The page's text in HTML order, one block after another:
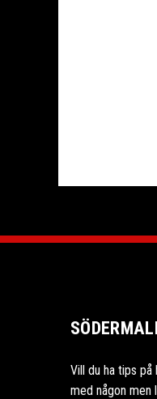
Vill du ha tips på
med någon men